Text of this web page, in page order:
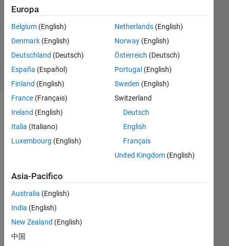
Risposta
Aggiornato
8 Feb 2024
42
Visualizzazioni
(30 giorni)
Hi
all,
If
ther
e is
Europa
Belgium (English)
Denmark (English)
Deutschland (Deutsch)
España (Español)
Finland (English)
France (Français)
Ireland (English)
Italia (Italiano)
Luxembourg (English)
Netherlands(English)
Norway(English)
Österreich (Deutsch)
Portugal (English)
Sweden (English)
Switzerland
Deutsch
English
Français
United Kingdom(English)
Asia-Pacifico
Australia (English)
India (English)
New Zealand (English)
中国